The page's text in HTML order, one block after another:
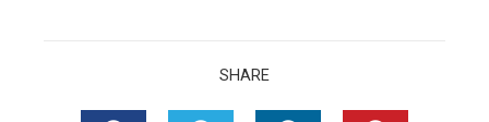
SHARE